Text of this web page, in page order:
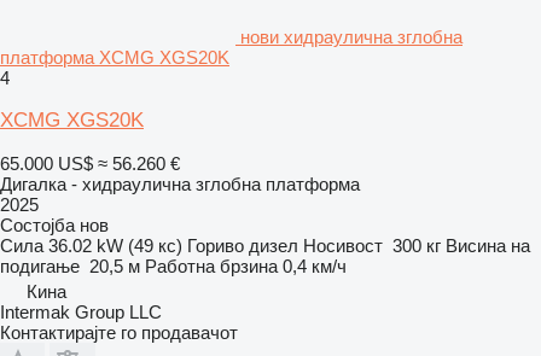
нови хидраулична зглобна
платформа XCMG XGS20K
4
XCMG XGS20K
65.000 US$ ≈ 56.260 €
Дигалка - хидраулична зглобна платформа
2025
Состојба нов
Сила 36.02 kW (49 кс) Гориво дизел Носивост 300 кг Висина на
подигање 20,5 м Работна брзина 0,4 км/ч
Кина
Intermak Group LLC
Контактирајте го продавачот